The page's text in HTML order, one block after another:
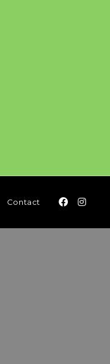
Contact